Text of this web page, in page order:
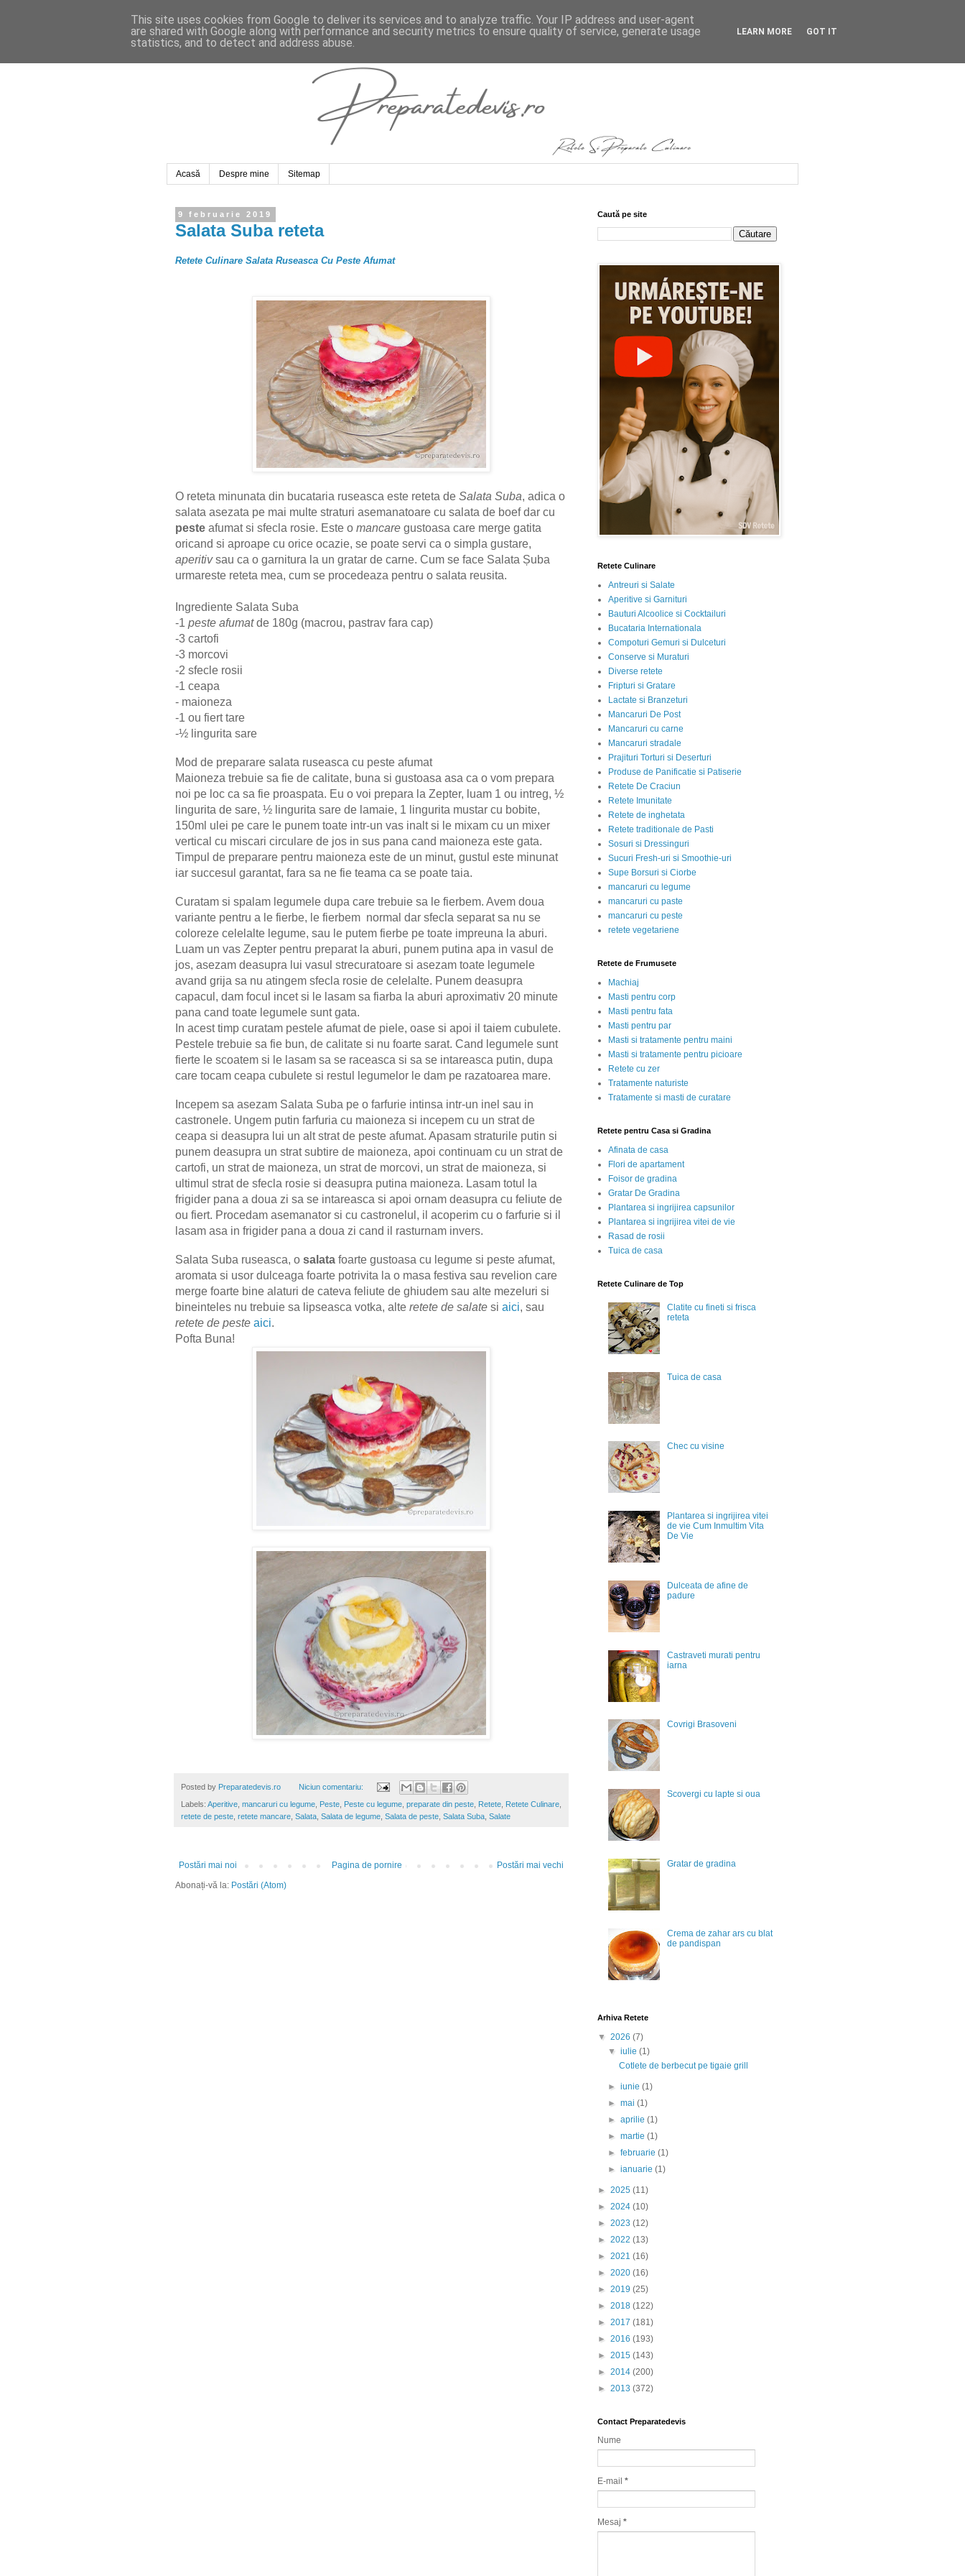
Acasă Despre mine Sitemap
9 februarie 2019
Salata Suba reteta
Retete Culinare Salata Ruseasca Cu Peste Afumat
O reteta minunata din bucataria ruseasca este reteta de Salata Suba, adica o
salata asezata pe mai multe straturi asemanatoare cu salata de boef dar cu
peste afumat si sfecla rosie. Este o mancare gustoasa care merge gatita
oricand si aproape cu orice ocazie, se poate servi ca o simpla gustare,
aperitivsau ca o garnitura la un gratar de carne. Cum se face Salata Șuba
urmareste reteta mea, cum se procedeaza pentru o salata reusita.
Ingrediente Salata Suba
-1 peste afumatde 180g (macrou, pastrav fara cap)
-3 cartofi
-3 morcovi
-2 sfecle rosii
-1 ceapa
- maioneza
-1 ou fiert tare
-½ lingurita sare
Mod de preparare salata ruseasca cu peste afumat
Maioneza trebuie sa fie de calitate, buna si gustoasa asa ca o vom prepara
noi pe loc ca sa fie proaspata. Eu o voi prepara la Zepter, luam 1 ou intreg, ½
lingurita de sare, ½ lingurita sare de lamaie, 1 lingurita mustar cu bobite,
150ml ulei pe care le punem toate intr-un vas inalt si le mixam cu un mixer
vertical cu miscari circulare de jos in sus pana cand maioneza este gata.
Timpul de preparare pentru maioneza este de un minut, gustul este minunat
iar succesul garantat, fara sa ne fie teama ca se poate taia.
Curatam si spalam legumele dupa care trebuie sa le fierbem. Avem doua
variante pentru a le fierbe, le fierbem normal dar sfecla separat sa nu se
coloreze celelalte legume, sau le putem fierbe pe toate impreuna la aburi.
Luam un vas Zepter pentru preparat la aburi, punem putina apa in vasul de
jos, asezam deasupra lui vasul strecuratoare si asezam toate legumele
avand grija sa nu atingem sfecla rosie de celelalte. Punem deasupra
capacul, dam focul incet si le lasam sa fiarba la aburi aproximativ 20 minute
pana cand toate legumele sunt gata.
In acest timp curatam pestele afumat de piele, oase si apoi il taiem cubulete.
Pestele trebuie sa fie bun, de calitate si nu foarte sarat. Cand legumele sunt
fierte le scoatem si le lasam sa se raceasca si sa se intareasca putin, dupa
care tocam ceapa cubulete si restul legumelor le dam pe razatoarea mare.
Incepem sa asezam Salata Suba pe o farfurie intinsa intr-un inel sau in
castronele. Ungem putin farfuria cu maioneza si incepem cu un strat de
ceapa si deasupra lui un alt strat de peste afumat. Apasam straturile putin si
punem deasupra un strat subtire de maioneza, apoi continuam cu un strat de
cartofi, un strat de maioneza, un strat de morcovi, un strat de maioneza, si
ultimul strat de sfecla rosie si deasupra putina maioneza. Lasam totul la
frigider pana a doua zi sa se intareasca si apoi ornam deasupra cu feliute de
ou fiert. Procedam asemanator si cu castronelul, il acoperim cu o farfurie si il
lasam asa in frigider pana a doua zi cand il rasturnam invers.
Salata Suba ruseasca, o salata foarte gustoasa cu legume si peste afumat,
aromata si usor dulceaga foarte potrivita la o masa festiva sau revelion care
merge foarte bine alaturi de cateva feliute de ghiudem sau alte mezeluri si
bineinteles nu trebuie sa lipseasca votka, alte retete de salate si aici, sau
retete de peste aici.
Pofta Buna!
Posted by Preparatedevis.ro Niciun comentariu:
Labels: Aperitive mancaruri cu legume Peste Peste cu legume preparate din peste Retete Retete Culinare
retete de peste retete mancare Salata Salata de legume Salata de peste Salata Suba Salate
Postări mai noi Postări mai vechi
Pagina de pornire
Abonați-vă la: Postări (Atom)
Caută pe site
Retete Culinare
Antreuri si Salate
Aperitive si Garnituri
Bauturi Alcoolice si Cocktailuri
Bucataria Internationala
Compoturi Gemuri si Dulceturi
Conserve si Muraturi
Diverse retete
Fripturi si Gratare
Lactate si Branzeturi
Mancaruri De Post
Mancaruri cu carne
Mancaruri stradale
Prajituri Torturi si Deserturi
Produse de Panificatie si Patiserie
Retete De Craciun
Retete Imunitate
Retete de inghetata
Retete traditionale de Pasti
Sosuri si Dressinguri
Sucuri Fresh-uri si Smoothie-uri
Supe Borsuri si Ciorbe
mancaruri cu legume
mancaruri cu paste
mancaruri cu peste
retete vegetariene
Retete de Frumusete
Machiaj
Masti pentru corp
Masti pentru fata
Masti pentru par
Masti si tratamente pentru maini
Masti si tratamente pentru picioare
Retete cu zer
Tratamente naturiste
Tratamente si masti de curatare
Retete pentru Casa si Gradina
Afinata de casa
Flori de apartament
Foisor de gradina
Gratar De Gradina
Plantarea si ingrijirea capsunilor
Plantarea si ingrijirea vitei de vie
Rasad de rosii
Tuica de casa
Retete Culinare de Top
Clatite cu fineti si frisca
reteta
Tuica de casa
Chec cu visine
Plantarea si ingrijirea vitei
de vie Cum Inmultim Vita
De Vie
Dulceata de afine de
padure
Castraveti murati pentru
iarna
Covrigi Brasoveni
Scovergi cu lapte si oua
Gratar de gradina
Crema de zahar ars cu blat
de pandispan
Arhiva Retete
▼ 2026 (7)
▼iulie(1)
Cotlete de berbecut pe tigaie grill
►iunie(1)
►mai(1)
►aprilie(1)
►martie(1)
►februarie(1)
►ianuarie(1)
► 2025 (11)
► 2024 (10)
► 2023 (12)
► 2022 (13)
► 2021 (16)
► 2020 (16)
► 2019 (25)
► 2018 (122)
► 2017 (181)
► 2016 (193)
► 2015 (143)
► 2014 (200)
► 2013 (372)
Contact Preparatedevis
Nume
E-mail *
Mesaj *
This site uses cookies from Google to deliver its services and to analyze traffic. Your IP address and user-agent
are shared with Google along with performance and security metrics to ensure quality of service, generate usage
statistics, and to detect and address abuse.
LEARN MORE GOT IT